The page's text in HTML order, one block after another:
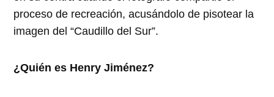
proceso de recreación, acusándolo de pisotear la
imagen del “Caudillo del Sur”.
¿Quién es Henry Jiménez?